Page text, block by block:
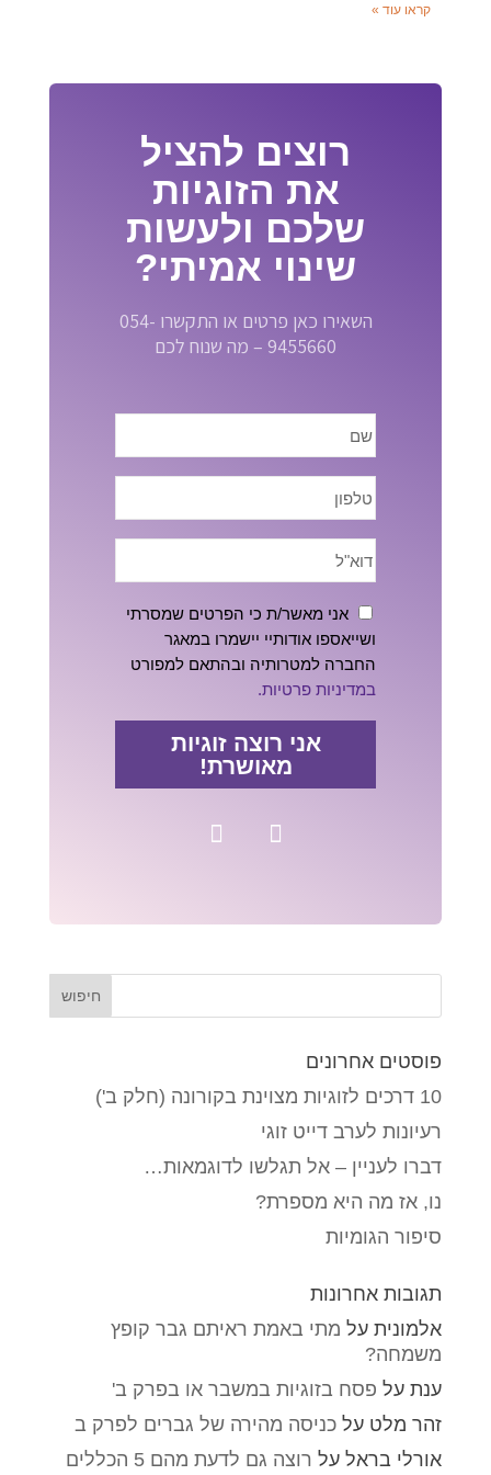
קראו עוד »
רוצים להציל
את הזוגיות
שלכם ולעשות
שינוי אמיתי?
השאירו כאן פרטים או התקשרו 054-
9455660 – מה שנוח לכם
אני מאשר/ת כי הפרטים שמסרתי
ושייאספו אודותיי יישמרו במאגר
החברה למטרותיה ובהתאם למפורט
במדיניות פרטיות.
אני רוצה זוגיות
מאושרת!
פוסטים אחרונים
10 דרכים לזוגיות מצוינת בקורונה (חלק ב')
רעיונות לערב דייט זוגי
דברו לעניין – אל תגלשו לדוגמאות…
נו, אז מה היא מספרת?
סיפור הגומיות
תגובות אחרונות
אלמוניתעל מתי באמת ראיתם גבר קופץ
משמחה?
ענתעל פסח בזוגיות במשבר או בפרק ב'
זהר מלט על כניסה מהירה של גברים לפרק ב
אורלי בראלעל
רוצה גם לדעת מהם 5 הכללים